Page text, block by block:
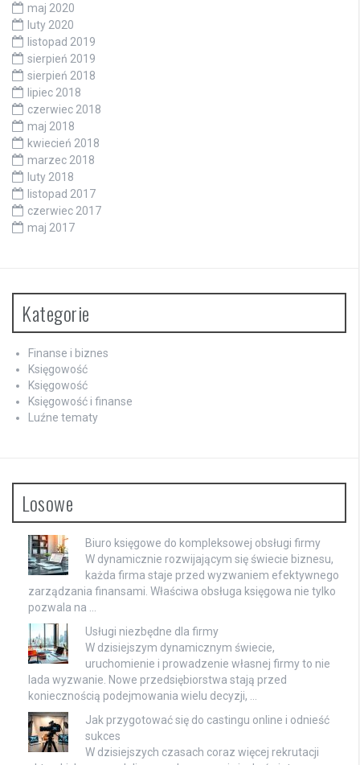
maj 2020
luty 2020
listopad 2019
sierpień 2019
sierpień 2018
lipiec 2018
czerwiec 2018
maj 2018
kwiecień 2018
marzec 2018
luty 2018
listopad 2017
czerwiec 2017
maj 2017
Kategorie
Finanse i biznes
Księgowość
Księgowość
Księgowość i finanse
Luźne tematy
Losowe
Biuro księgowe do kompleksowej obsługi firmy
W dynamicznie rozwijającym się świecie biznesu,
każda firma staje przed wyzwaniem efektywnego
zarządzania finansami. Właściwa obsługa księgowa nie tylko
pozwala na …
Usługi niezbędne dla firmy
W dzisiejszym dynamicznym świecie,
uruchomienie i prowadzenie własnej firmy to nie
lada wyzwanie. Nowe przedsiębiorstwa stają przed
koniecznością podejmowania wielu decyzji, …
Jak przygotować się do castingu online i odnieść
sukces
W dzisiejszych czasach coraz więcej rekrutacji